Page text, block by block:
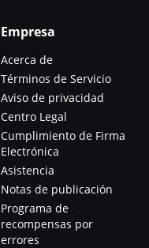
Empresa
Acerca de
Términos de Servicio
Aviso de privacidad
Centro Legal
Cumplimiento de Firma
Electrónica
Asistencia
Notas de publicación
Programa de
recompensas por
errores